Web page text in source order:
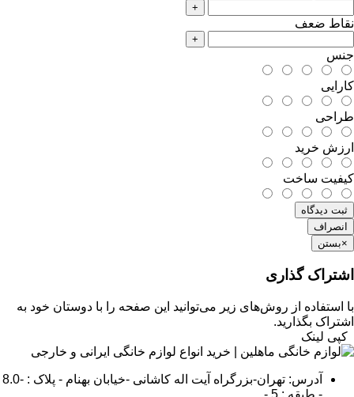
+
نقاط ضعف
+
جنس
کارایی
طراحی
ارزش خرید
کیفیت ساخت
ثبت دیدگاه
انصراف
×بستن
اشتراک گذاری
با استفاده از روش‌های زیر می‌توانید این صفحه را با دوستان خود به
اشتراک بگذارید.
کپی لینک
آدرس: تهران-بزرگراه آیت اله کاشانی -خیابان بهنام - پلاک : -8.0
- طبقه : 5 -